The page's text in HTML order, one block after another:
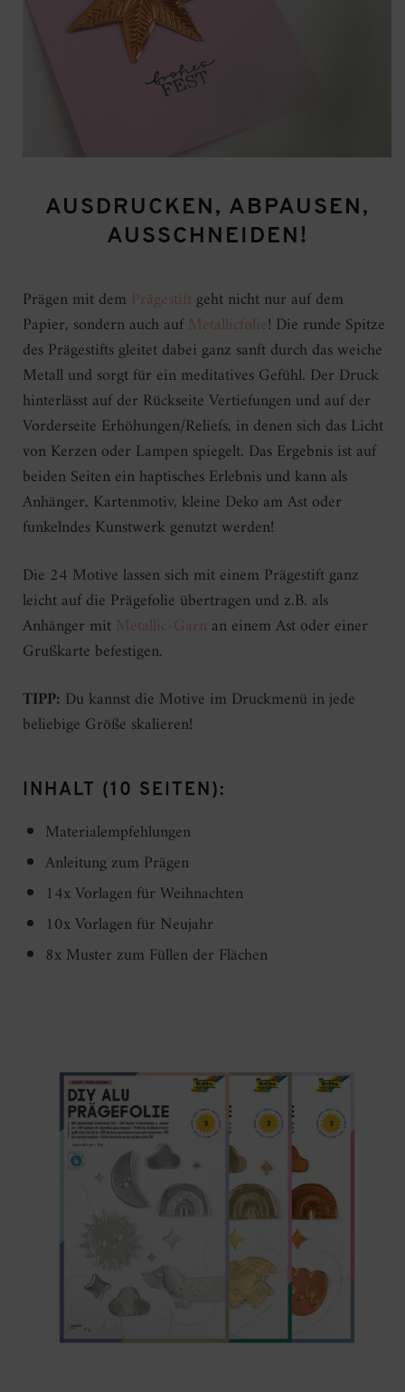
AUSDRUCKEN, ABPAUSEN,
AUSSCHNEIDEN!
Prägen mit dem Prägestiftgeht nicht nur auf dem
Papier, sondern auch aufMetallicfolie! Die runde Spitze
des Prägestifts gleitet dabei ganz sanft durch das weiche
Metall und sorgt für ein meditatives Gefühl. Der Druck
hinterlässt auf der Rückseite Vertiefungen und auf der
Vorderseite Erhöhungen/Reliefs, in denen sich das Licht
von Kerzen oder Lampen spiegelt. Das Ergebnis ist auf
beiden Seiten ein haptisches Erlebnis und kann als
Anhänger, Kartenmotiv, kleine Deko am Ast oder
funkelndes Kunstwerk genutzt werden!
Die 24 Motive lassen sich mit einem Prägestift ganz
leicht auf die Prägefolie übertragen und z.B. als
Anhänger mit Metallic-Garn an einem Ast oder einer
Grußkarte befestigen.
TIPP: Du kannst die Motive im Druckmenü in jede
beliebige Größe skalieren!
INHALT (10 SEITEN):
Materialempfehlungen
Anleitung zum Prägen
14x Vorlagen für Weihnachten
10x Vorlagen für Neujahr
8x Muster zum Füllen der Flächen